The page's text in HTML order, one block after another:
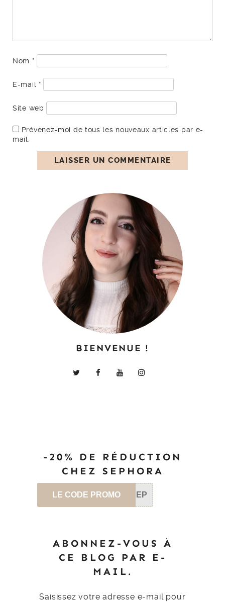
Nom *
E-mail *
Site web
Prévenez-moi de tous les nouveaux articles par e-
mail.
BIENVENUE !
-20% DE RÉDUCTION
CHEZ SEPHORA
LE CODE PROMO SEP
ABONNEZ-VOUS À
CE BLOG PAR E-
MAIL.
Saisissez votre adresse e-mail pour